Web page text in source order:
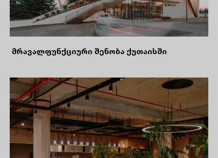
მრავალფუნქციური შენობა ქუთაისში